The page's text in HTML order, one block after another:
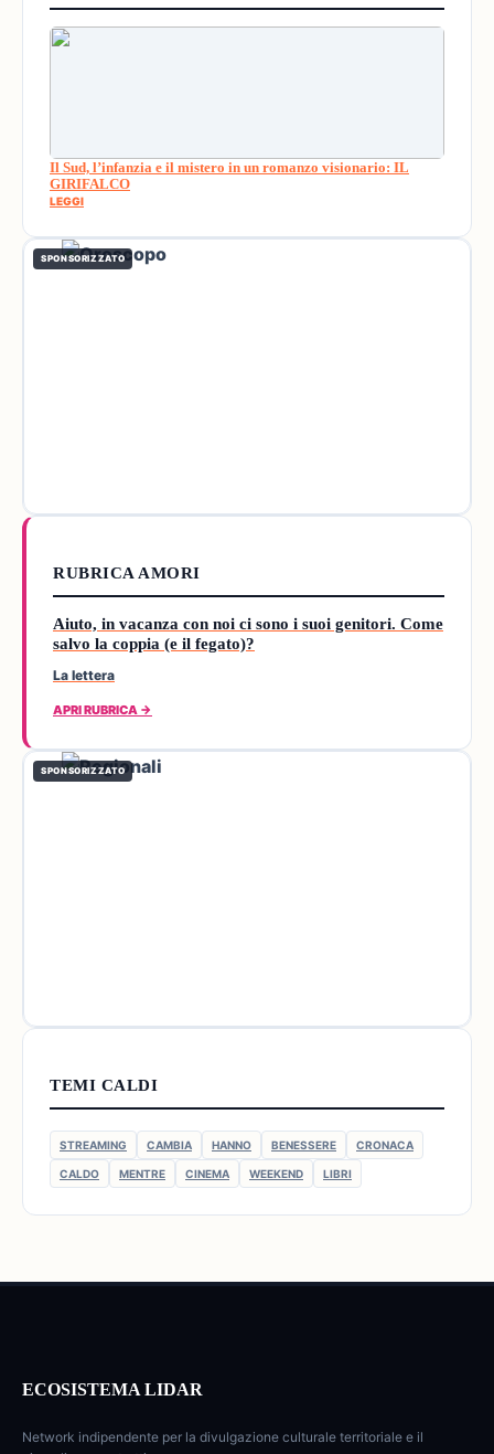
Il Sud, l’infanzia e il mistero in un romanzo visionario: IL
GIRIFALCO
LEGGI
SPONSORIZZATO
RUBRICA AMORI
Aiuto, in vacanza con noi ci sono i suoi genitori. Come
salvo la coppia (e il fegato)?
La lettera
APRI RUBRICA →
SPONSORIZZATO
TEMI CALDI
STREAMING CAMBIA HANNO BENESSERE CRONACA
CALDO MENTRE CINEMA WEEKEND LIBRI
ECOSISTEMA LIDAR
Network indipendente per la divulgazione culturale territoriale e il